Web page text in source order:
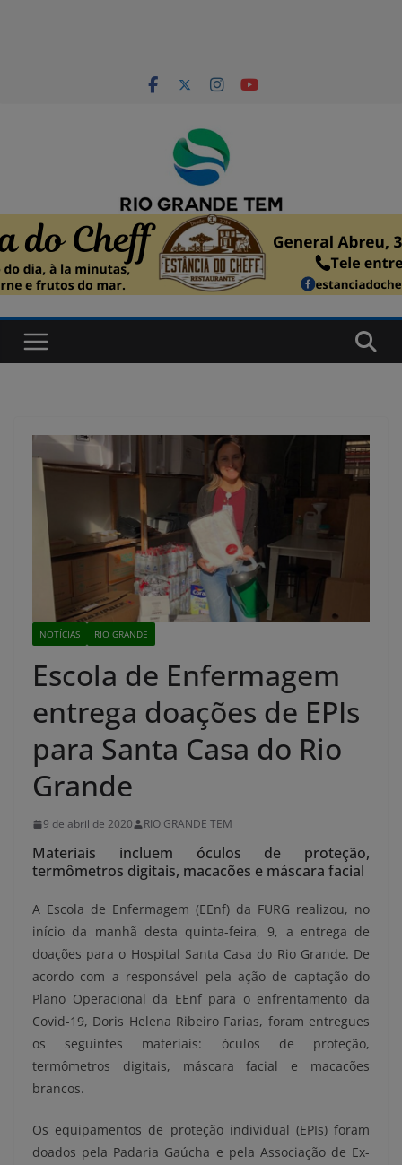
NOTÍCIAS RIO GRANDE
Escola de Enfermagem
entrega doações de EPIs
para Santa Casa do Rio
Grande
9 de abril de 2020 RIO GRANDE TEM
Materiais incluem óculos de proteção,
termômetros digitais, macacões e máscara facial
A Escola de Enfermagem (EEnf) da FURG realizou, no
início da manhã desta quinta-feira, 9, a entrega de
doações para o Hospital Santa Casa do Rio Grande. De
acordo com a responsável pela ação de captação do
Plano Operacional da EEnf para o enfrentamento da
Covid-19, Doris Helena Ribeiro Farias, foram entregues
os seguintes materiais: óculos de proteção,
termômetros digitais, máscara facial e macacões
brancos.
Os equipamentos de proteção individual (EPIs) foram
doados pela Padaria Gaúcha e pela Associação de Ex-